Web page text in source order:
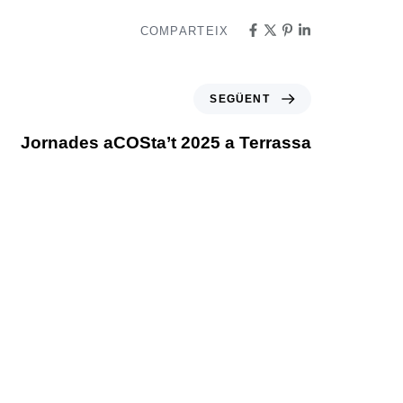
COMPARTEIX
SEGÜENT
Jornades aCOSta’t 2025 a Terrassa